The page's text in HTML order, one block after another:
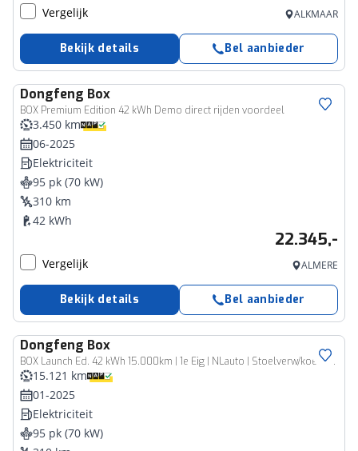
Vergelijk ALKMAAR
Bekijk details Bel aanbieder
Dongfeng Box
BOX Premium Edition 42 kWh Demo direct rijden voordeel
3.450 km
06-2025
Elektriciteit
95 pk (70 kW)
310 km
42 kWh
22.345,-
Vergelijk ALMERE
Bekijk details Bel aanbieder
Dongfeng Box
BOX Launch Ed. 42 kWh 15.000km | 1e Eig | NLauto | Stoelverw/koeling | Ad.cruise | Leer | LED kopl | CarPlay | Camera|17”
15.121 km
01-2025
Elektriciteit
95 pk (70 kW)